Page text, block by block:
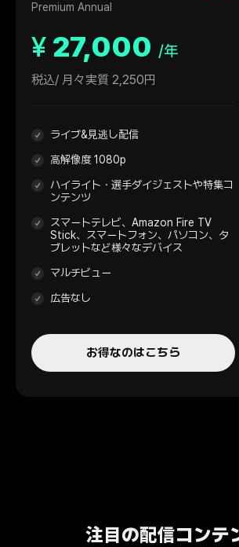
Premium Annual
¥ 27,000 /年
税込/ 月々実質 2,250円
ライブ&見逃し配信
高解像度 1080p
ハイライト・選手ダイジェストや特集コ
ンテンツ
スマートテレビ、Amazon Fire TV
Stick、スマートフォン、パソコン、タ
ブレットなど様々なデバイス
マルチビュー
広告なし
お得なのはこちら
注目の配信コンテ